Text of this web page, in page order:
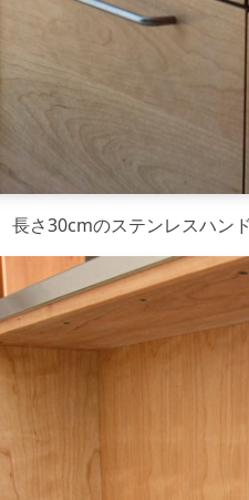
長さ30cmのステンレスハン